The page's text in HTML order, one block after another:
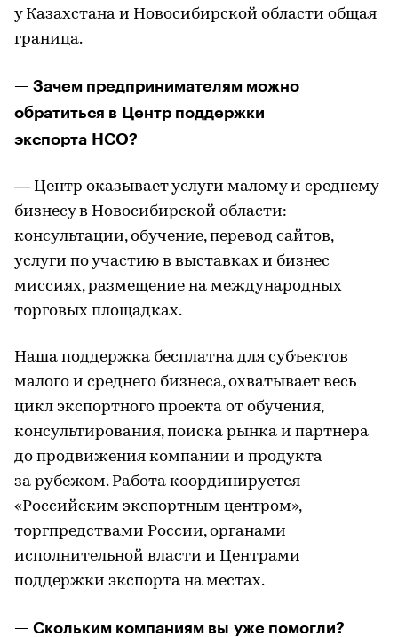
у Казахстана и Новосибирской области общая
граница.
— Зачем предпринимателям можно
обратиться в Центр поддержки
экспорта НСО?
— Центр оказывает услуги малому и среднему
бизнесу в Новосибирской области:
консультации, обучение, перевод сайтов,
услуги по участию в выставках и бизнес
миссиях, размещение на международных
торговых площадках.
Наша поддержка бесплатна для субъектов
малого и среднего бизнеса, охватывает весь
цикл экспортного проекта от обучения,
консультирования, поиска рынка и партнера
до продвижения компании и продукта
за рубежом. Работа координируется
«Российским экспортным центром»,
торгпредствами России, органами
исполнительной власти и Центрами
поддержки экспорта на местах.
— Скольким компаниям вы уже помогли?